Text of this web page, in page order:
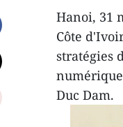
Hanoi, 31
Côte
stratégies
Duc Dam.